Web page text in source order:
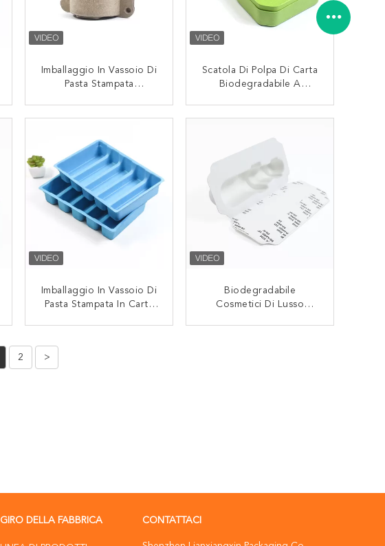
Imballaggio In Vassoio Di
Pasta Stampata
Idratante
CONTATTACI
Scatola Di Polpa Di Carta
Biodegradabile A
Cosmetici
CONTATTACI
Imballaggio In Vassoio Di
Pasta Stampata In Carta
Biodegradabile
Cosmetici Di Lusso
2 >
GIRO DELLA FABBRICA CONTATTACI